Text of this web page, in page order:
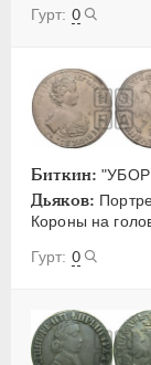
0
Биткин:
Дьяков:
Короны на
0